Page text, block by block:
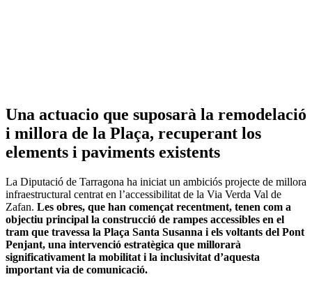
Una actuacio que suposarà la remodelació
i millora de la Plaça, recuperant los
elements i paviments existents
La Diputació de Tarragona ha iniciat un ambiciós projecte de millora
infraestructural centrat en l’accessibilitat de la Via Verda Val de
Zafan. Les obres, que han començat recentment, tenen com a
objectiu principal la construcció de rampes accessibles en el
tram que travessa la Plaça Santa Susanna i els voltants del Pont
Penjant, una intervenció estratègica que millorarà
significativament la mobilitat i la inclusivitat d’aquesta
important via de comunicació.